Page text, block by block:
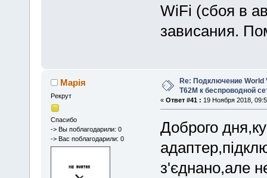
WiFi (сбоя в
зависания.
Марія
Рекрут
Спасибо
-> Вы поблагодарили: 0
-> Вас поблагодарили: 0
Re: Подключение World
Т62М к беспроводной
« Ответ #41 : 19 Ноября 2018,
Доброго
з'єднано,але